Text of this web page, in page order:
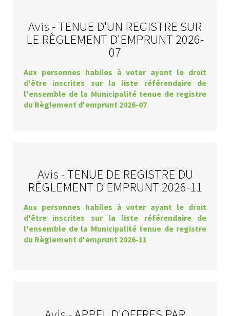
Avis -TENUE D'UN REGISTRE SUR
LE RÈGLEMENT D'EMPRUNT 2026-
07
Aux personnes habiles à voter ayant le droit
d'être inscrites sur la liste référendaire de
l'ensemble de la Municipalité tenue de registre
du Règlement d'emprunt 2026-07
Avis -TENUE DE REGISTRE DU
RÈGLEMENT D'EMPRUNT 2026-11
Aux personnes habiles à voter ayant le droit
d'être inscrites sur la liste référendaire de
l'ensemble de la Municipalité tenue de registre
du Règlement d'emprunt 2026-11